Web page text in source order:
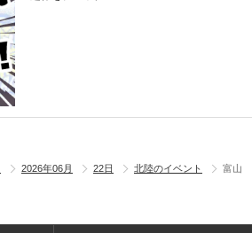
2026年06月 22日 北陸のイベント
富山